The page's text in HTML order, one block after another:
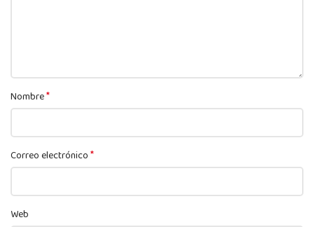
Nombre*
Correo electrónico*
Web